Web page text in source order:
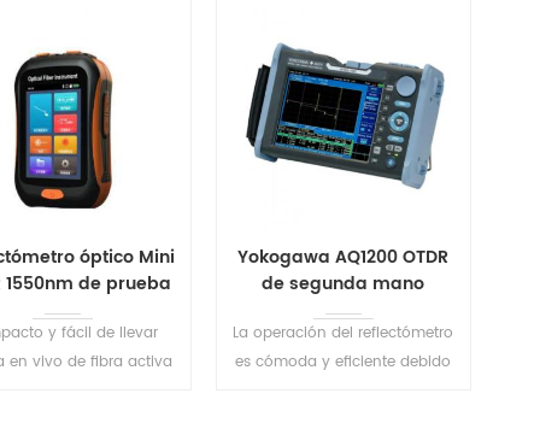
LEER MÁS LEER MÁS
óptico Mini
1550nm de prueba
en vivo
y fácil de llevar
en vivo de fibra activa
Yokogawa AQ1200 OTDR
de segunda mano
La operación del reflectómetro
es cómoda y eficiente debido